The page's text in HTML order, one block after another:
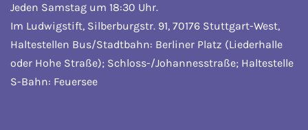
Jeden Samstag um 18:30 Uhr.
Im Ludwigstift, Silberburgstr. 91, 70176 Stuttgart-West,
Haltestellen Bus/Stadtbahn: Berliner Platz (Liederhalle
oder Hohe Straße); Schloss-/Johannesstraße; Haltestelle
S-Bahn: Feuersee